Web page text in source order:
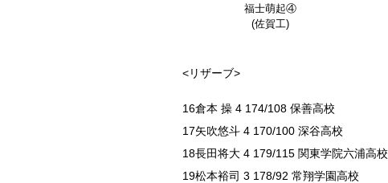
福士萌起④
(佐賀工)
<リザーブ>
16倉本 操 4 174/108 保善高校
17矢吹悠斗 4 170/100 深谷高校
18長田将大 4 179/115 関東学院六浦高校
19松本裕司 3 178/92 常翔学園高校